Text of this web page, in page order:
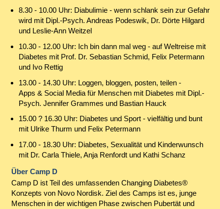
8.30 - 10.00 Uhr: Diabulimie - wenn schlank sein zur Gefahr
wird mit Dipl.-Psych. Andreas Podeswik, Dr. Dörte Hilgard
und Leslie-Ann Weitzel
10.30 - 12.00 Uhr: Ich bin dann mal weg - auf Weltreise mit
Diabetes mit Prof. Dr. Sebastian Schmid, Felix Petermann
und Ivo Rettig
13.00 - 14.30 Uhr: Loggen, bloggen, posten, teilen -
Apps & Social Media für Menschen mit Diabetes mit Dipl.-
Psych. Jennifer Grammes und Bastian Hauck
15.00 ? 16.30 Uhr: Diabetes und Sport - vielfältig und bunt
mit Ulrike Thurm und Felix Petermann
17.00 - 18.30 Uhr: Diabetes, Sexualität und Kinderwunsch
mit Dr. Carla Thiele, Anja Renfordt und Kathi Schanz
Über Camp D
Camp D ist Teil des umfassenden Changing Diabetes®
Konzepts von Novo Nordisk. Ziel des Camps ist es, junge
Menschen in der wichtigen Phase zwischen Pubertät und